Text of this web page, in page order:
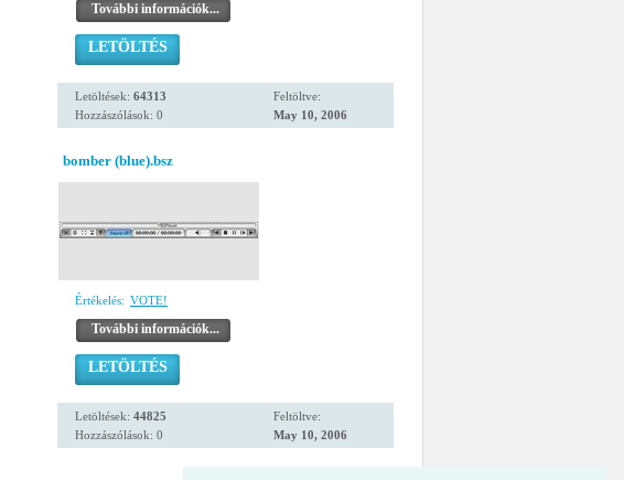
További információk...
LETÖLTÉS
Letöltések: 64313
Hozzászólások: 0
Feltöltve:
May 10, 2006
bomber (blue).bsz
Értékelés: VOTE!
További információk...
LETÖLTÉS
Letöltések: 44825
Hozzászólások: 0
Feltöltve:
May 10, 2006